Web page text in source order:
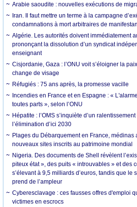
Arabie saoudite : nouvelles exécutions de
Iran. Il faut mettre un terme à la campagne
condamnations à mort arbitraires de
Algérie. Les autorités doivent immédiatement
prononçant la dissolution d’un syndicat
enseignant
Cisjordanie, Gaza : l’ONU voit s’éloigner la
change de visage
Réfugiés : 75 ans après, la promesse vacille
Incendies en France et en Espagne : «
toutes parts », selon l’ONU
Hépatite : l’OMS s’inquiète d’un
l’élimination d’ici 2030
Plages du Débarquement en France, médinas
nouveaux sites inscrits au patrimoine mondial
Nigeria. Des documents de Shell révèlent
piteux état », des puits « introuvables » et des
s’élevant à 9,5 milliards d’euros, tandis que le
prend de l’ampleur
Cyberesclavage : ces fausses offres d'emploi
victimes en escrocs